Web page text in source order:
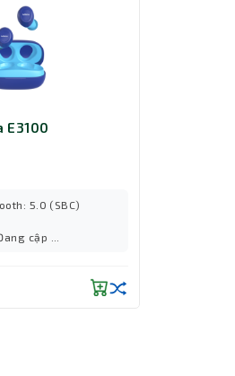
E3100
5.0 (SBC)
cập ...